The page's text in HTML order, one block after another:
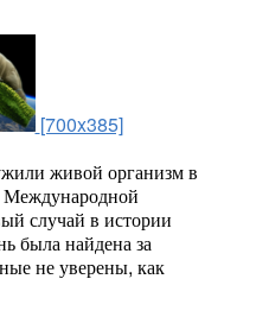
[700x385]
живой организм в
Международной
случай в истории
была найдена за
не уверены, как